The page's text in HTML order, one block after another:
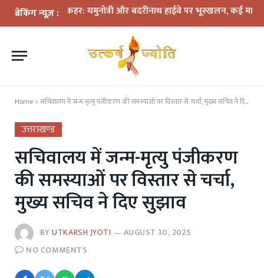
ब्रेकिंग न्यूज़ :
का कहर: यमुनोत्री और बदरीनाथ हाईवे पर भूस्खलन, कई मार्ग बंद;
Home » सचिवालय में जन्म-मृत्यु पंजीकरण की समस्याओं पर विस्तार से चर्चा, मुख्य सचिव ने दिए सुझाव
उत्तराखण्ड
सचिवालय में जन्म-मृत्यु पंजीकरण
की समस्याओं पर विस्तार से चर्चा,
मुख्य सचिव ने दिए सुझाव
BYUTKARSH JYOTI
AUGUST 30, 2025
NO COMMENTS